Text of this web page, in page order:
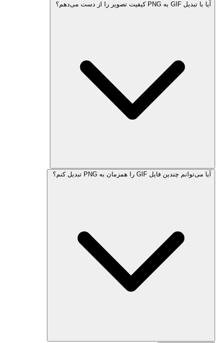
آیا با تبدیل GIF به PNG کیفیت تصویر را از دست می‌دهم؟
آیا می‌توانم چندین فایل GIF را همزمان به PNG تبدیل کنم؟